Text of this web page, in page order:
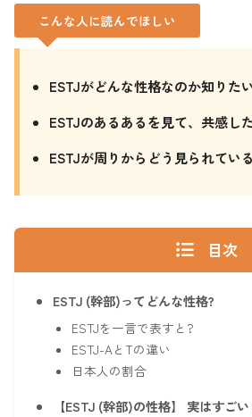
こんな人に読んでほしい
ESTJがどんな性格なのか知りた
ESTJのあるあるを見て、共感し
ESTJが周りからどう見られてい
目次
ESTJ (幹部)ってどんな性格?
ESTJを一言で表すと?
ESTJ-AとTの違い
日本人の割合
【ESTJ (幹部)の性格】 実はすご